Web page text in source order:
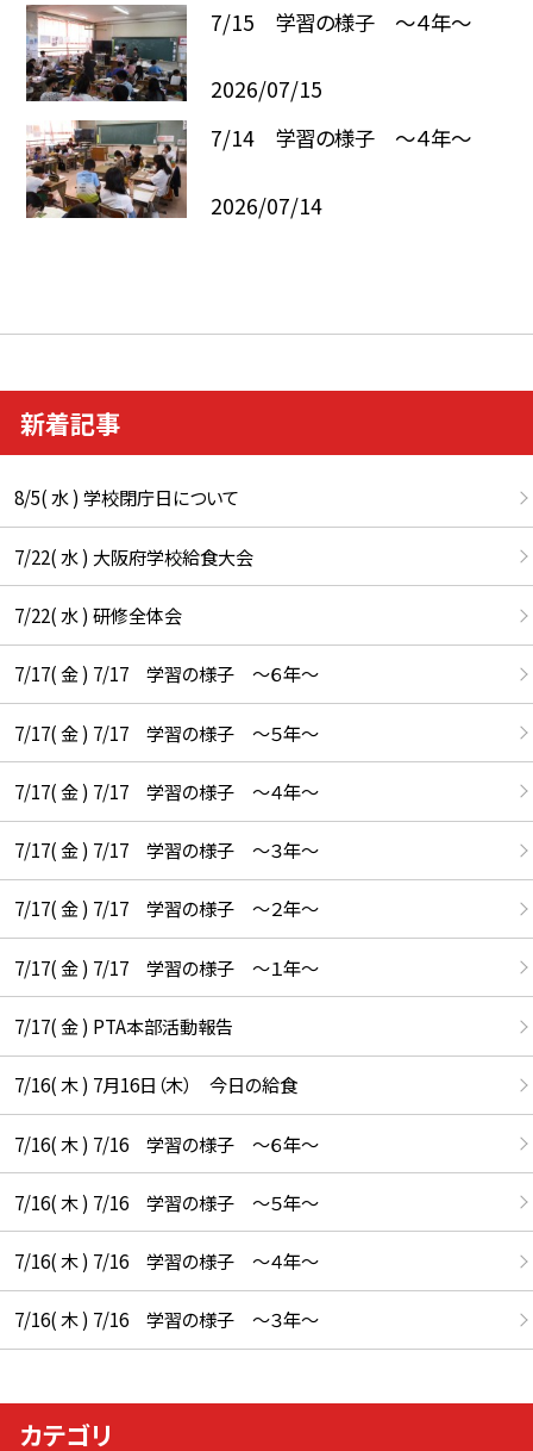
7/15 学習の様子 ～４年～
2026/07/15
7/14 学習の様子 ～４年～
2026/07/14
新着記事
8/5( 水 ) 学校閉庁日について
7/22( 水 ) 大阪府学校給食大会
7/22( 水 ) 研修全体会
7/17( 金 ) 7/17 学習の様子 ～６年～
7/17( 金 ) 7/17 学習の様子 ～５年～
7/17( 金 ) 7/17 学習の様子 ～４年～
7/17( 金 ) 7/17 学習の様子 ～３年～
7/17( 金 ) 7/17 学習の様子 ～２年～
7/17( 金 ) 7/17 学習の様子 ～１年～
7/17( 金 ) PTA本部活動報告
7/16( 木 ) 7月16日（木） 今日の給食
7/16( 木 ) 7/16 学習の様子 ～６年～
7/16( 木 ) 7/16 学習の様子 ～５年～
7/16( 木 ) 7/16 学習の様子 ～４年～
7/16( 木 ) 7/16 学習の様子 ～３年～
カテゴリ